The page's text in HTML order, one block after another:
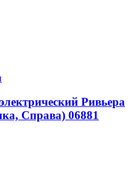
Ривьера
Справа) 06881